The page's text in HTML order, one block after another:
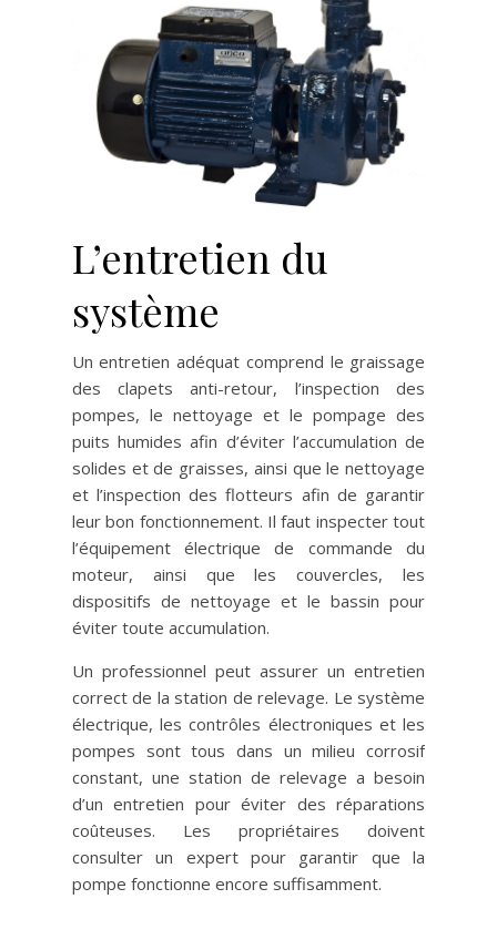
L’entretien du
système
Un entretien adéquat comprend le graissage
des clapets anti-retour, l’inspection des
pompes, le nettoyage et le pompage des
puits humides afin d’éviter l’accumulation de
solides et de graisses, ainsi que le nettoyage
et l’inspection des flotteurs afin de garantir
leur bon fonctionnement. Il faut inspecter tout
l’équipement électrique de commande du
moteur, ainsi que les couvercles, les
dispositifs de nettoyage et le bassin pour
éviter toute accumulation.
Un professionnel peut assurer un entretien
correct de la station de relevage. Le système
électrique, les contrôles électroniques et les
pompes sont tous dans un milieu corrosif
constant, une station de relevage a besoin
d’un entretien pour éviter des réparations
coûteuses. Les propriétaires doivent
consulter un expert pour garantir que la
pompe fonctionne encore suffisamment.